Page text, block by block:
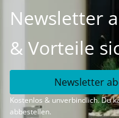
Newsletter
& Vorteile
Newsletter
Kostenlos & unverbindlich. Du
abbestellen.